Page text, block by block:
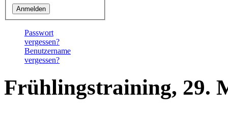
Passwort
vergessen?
Benutzername
vergessen?
Frühlingstraining, 29.